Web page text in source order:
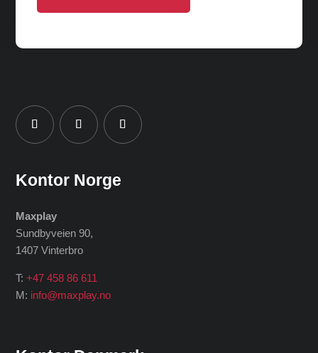
Kontor Norge
Maxplay
Sundbyveien 90,
1407 Vinterbro
T:+47 458 86 611
M: info@maxplay.no